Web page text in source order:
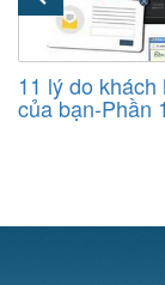
11 lý do
của bạn-Phần 1